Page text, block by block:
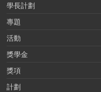
學長計劃
專題
活動
獎學金
獎項
計劃